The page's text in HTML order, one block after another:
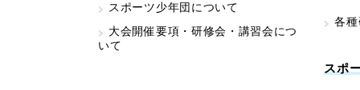
スポーツ少年団について
大会開催要項・研修会・講習会につ
いて
各
スポ